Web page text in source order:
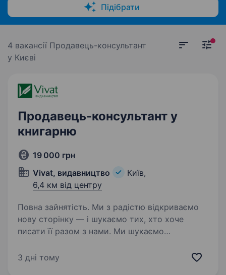
Підібрати
4 вакансії Продавець-консультант
у Києві
Продавець-консультант у
книгарню
19 000 грн
Vivat, видавництво
Київ,
6,4 км від центру
Повна зайнятість. Ми з радістю відкриваємо
нову сторінку — і шукаємо тих, хто хоче
писати її разом з нами. Ми шукаємо
м.Київ щоб разом зробити вибір книжок для
3 дні тому